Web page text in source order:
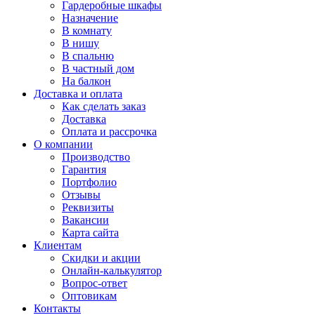
Гардеробные шкафы
Назначение
В комнату
В нишу
В спальню
В частный дом
На балкон
Доставка и оплата
Как сделать заказ
Доставка
Оплата и рассрочка
О компании
Производство
Гарантия
Портфолио
Отзывы
Реквизиты
Вакансии
Карта сайта
Клиентам
Скидки и акции
Онлайн-калькулятор
Вопрос-ответ
Оптовикам
Контакты